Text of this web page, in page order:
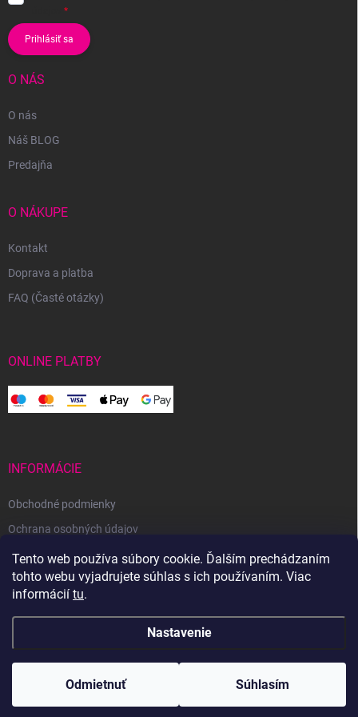
Tento web používa súbory cookie. Ďalším prechádzaním
tohto webu vyjadrujete súhlas s ich používaním. Viac
informácií tu.
Nastavenie
Odmietnuť Súhlasím
Prihlásiť sa
O NÁS
O nás
Náš BLOG
Predajňa
O NÁKUPE
Kontakt
Doprava a platba
FAQ (Časté otázky)
ONLINE PLATBY
INFORMÁCIE
Obchodné podmienky
Ochrana osobných údajov
Reklamačný poriadok
Odstúpenie od zmluvy
Vytvoril Shoptet
Copyright 2026 Svetoveklbka.sk . Všetky práva vyhradené.